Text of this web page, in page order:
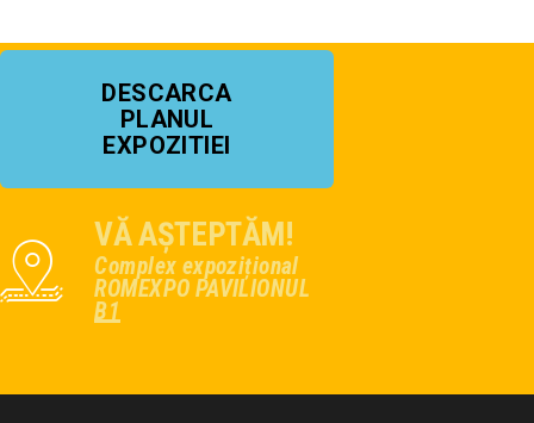
DESCARCA
PLANUL
EXPOZITIEI
VĂ AȘTEPTĂM!
Complex expozițional
ROMEXPO PAVILIONUL
B1